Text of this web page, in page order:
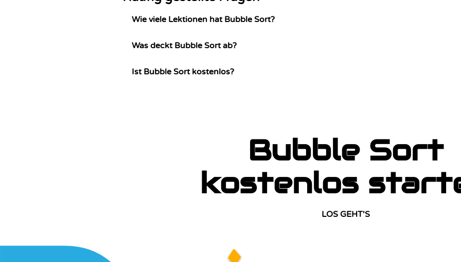
Wie viele Lektionen hat Bubble Sort?
Was deckt Bubble Sort ab?
Ist Bubble Sort kostenlos?
Bubble Sort
kostenlos
LOS GEHT'S